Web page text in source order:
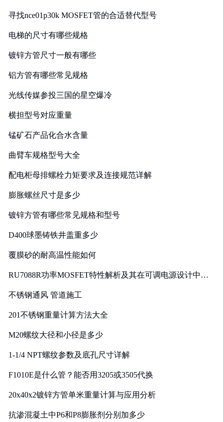
寻找nce01p30k MOSFET管的合适替代型号
电梯的尺寸有哪些规格
镀锌方管尺寸一般有哪些
铝方管有哪些常见规格
光线传媒参投三国的星空爆冷
横担型号对应重量
锰矿石产品化合水含量
曲臂车规格型号大全
配电柜母排螺栓力矩要求及连接规范详解
膨胀螺丝尺寸是多少
镀锌方管有哪些常见规格和型号
D400球墨铸铁井盖重多少
覆膜砂的耐高温性能如何
RU7088R功率MOSFET特性解析及其在可调电源设计中的
不锈钢通风 管道施工
201不锈钢重量计算方法大全
M20螺纹大径和小径是多少
1-1/4 NPT螺纹参数及底孔尺寸详解
F1010E是什么管？能否用3205或3505代换
20x40x2镀锌方管单米重量计算与应用分析
抗渗混凝土中P6和P8膨胀剂分别加多少